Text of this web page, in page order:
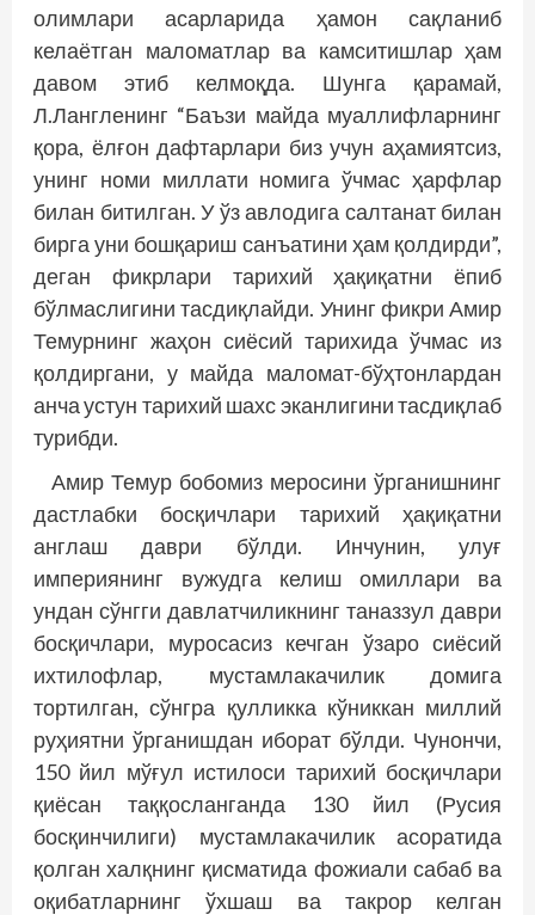
олимлари асарларида ҳамон сақланиб
келаётган маломатлар ва камситишлар ҳам
давом этиб келмоқда. Шунга қарамай,
Л.Лангленинг “Баъзи майда муаллифларнинг
қора, ёлғон дафтарлари биз учун аҳамиятсиз,
унинг номи миллати номига ўчмас ҳарфлар
билан битилган. У ўз авлодига салтанат билан
бирга уни бошқариш санъатини ҳам қолдирди”,
деган фикрлари тарихий ҳақиқатни ёпиб
бўлмаслигини тасдиқлайди. Унинг фикри Амир
Темурнинг жаҳон сиёсий тарихида ўчмас из
қолдиргани, у майда маломат-бўҳтонлардан
анча устун тарихий шахс эканлигини тасдиқлаб
турибди.
Амир Темур бобомиз меросини ўрганишнинг
дастлабки босқичлари тарихий ҳақиқатни
англаш даври бўлди. Инчунин, улуғ
империянинг вужудга келиш омиллари ва
ундан сўнгги давлатчиликнинг таназзул даври
босқичлари, муросасиз кечган ўзаро сиёсий
ихтилофлар, мустамлакачилик домига
тортилган, сўнгра қулликка кўниккан миллий
руҳиятни ўрганишдан иборат бўлди. Чунончи,
150 йил мўғул истилоси тарихий босқичлари
қиёсан таққосланганда 130 йил (Русия
босқинчилиги) мустамлакачилик асоратида
қолган халқнинг қисматида фожиали сабаб ва
оқибатларнинг ўхшаш ва такрор келган